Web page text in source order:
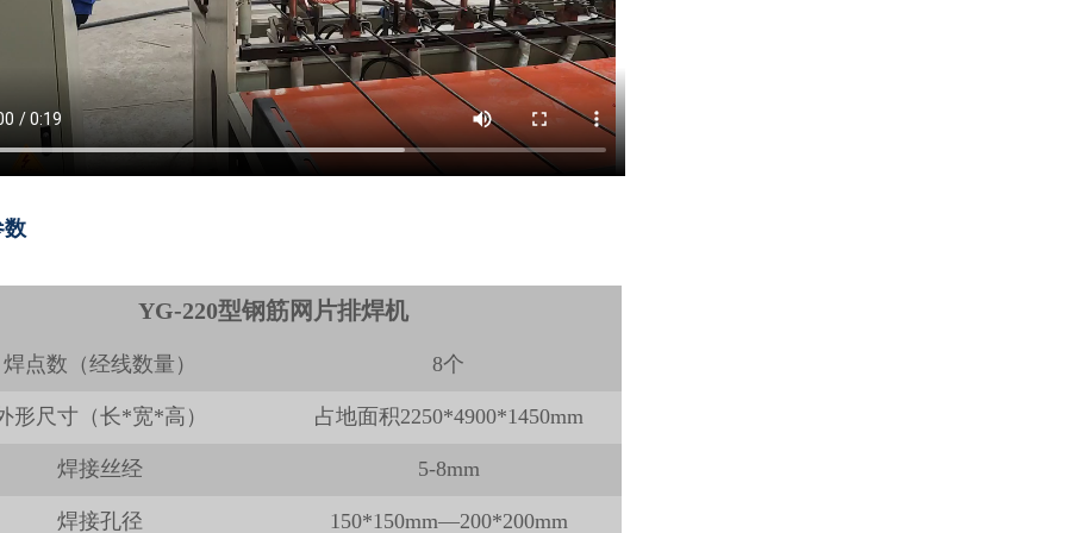
数
YG-220型钢筋网片排焊机
焊点数（经线数量） 8个
形尺寸（长*宽*高） 占地面积2250*4900*1450mm
焊接丝经 5-8mm
焊接孔径 150*150mm—200*200mm